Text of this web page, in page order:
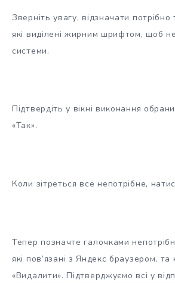
Зверніть увагу, відзначати потрібно
які виділені жирним шрифтом, щоб
системи.
Підтвердіть у вікні виконання
«Так».
Коли зітреться все непотрібне,
Тепер позначте галочками
які пов’язані з Яндекс браузером, та
«Видалити». Підтверджуємо всі у